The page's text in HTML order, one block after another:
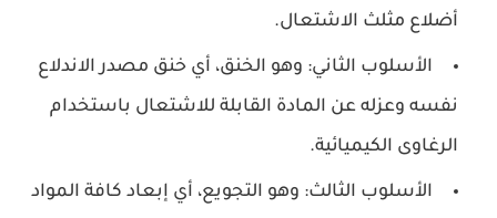
أضلاع مثلث الاشتعال.
الأسلوب الثاني: وهو الخنق، أي خنق مصدر الاندلاع
نفسه وعزله عن المادة القابلة للاشتعال باستخدام
الرغاوى الكيميائية.
الأسلوب الثالث: وهو التجويع، أي إبعاد كافة المواد